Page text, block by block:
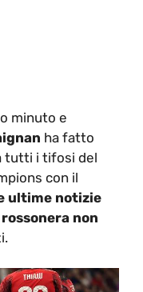
minuto e
ha fatto
tutti i tifosi del
con il
ultime notizie
non